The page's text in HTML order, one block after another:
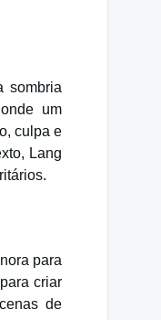
sombria
um
culpa e
Lang
para
criar
de